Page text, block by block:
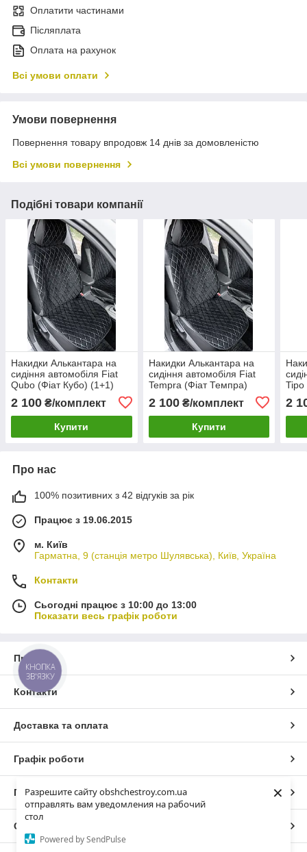
Разрешите сайту obshchestroy.com.ua
отправлять вам уведомления на рабочий
стол
Powered by SendPulse
×
Оплатити частинами
Післяплата
Оплата на рахунок
Всі умови оплати
Умови повернення
Повернення товару впродовж 14 днів за домовленістю
Всі умови повернення
Подібні товари компанії
Накидки Алькантара на
сидіння автомобіля Fiat
Qubo (Фіат Кубо) (1+1)
ряду
2 100 ₴/комплект
Купити
Накидки Алькантара на
сидіння автомобіля Fiat
Tempra (Фіат Темпра)
переднього ряду
2 100₴/комплект
Купити
Tipo
2
Про нас
100% позитивних з 42 відгуків за рік
Працює з 19.06.2015
м. Київ
Гарматна, 9 (станція метро Шулявська), Київ, Україна
Контакти
Сьогодні працює з 10:00 до 13:00
Показати весь графік роботи
Про нас
Контакти
Доставка та оплата
Графік роботи
Повна версія сайту
Сайт створено на маркетплейсі
КНОПКА
ЗВ'ЯЗКУ